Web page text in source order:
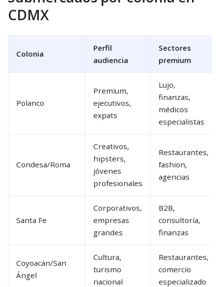
CDMX
Colonia
Perfil
audiencia
Sectores
premium
Polanco
Premium,
ejecutivos,
expats
Lujo,
finanzas,
médicos
especialistas
Condesa/Roma
Creativos,
hipsters,
jóvenes
profesionales
Restaurantes,
fashion,
agencias
Santa Fe
Corporativos,
empresas
grandes
B2B,
consultoría,
finanzas
Coyoacán/San
Ángel
Cultura,
turismo
nacional
Restaurantes,
comercio
especializado